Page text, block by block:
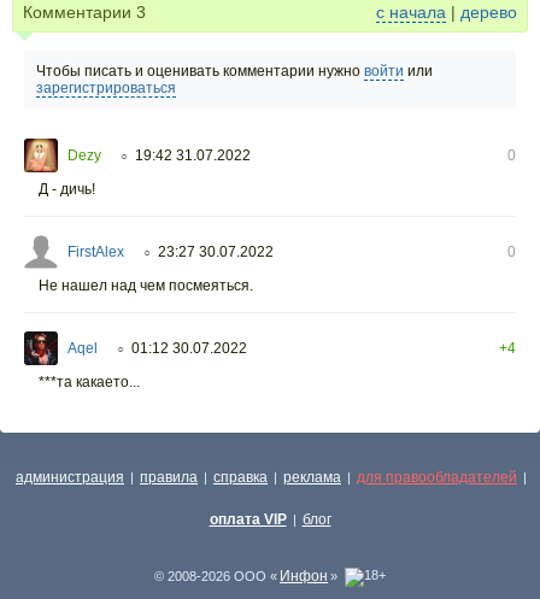
Комментарии 3 с начала | дерево
Чтобы писать и оценивать комментарии нужно войти или
зарегистрироваться
Dezy ○ 19:42 31.07.2022
0
Д - дичь!
FirstAlex ○ 23:27 30.07.2022
0
Не нашел над чем посмеяться.
Aqel ○ 01:12 30.07.2022
+4
***та какаето...
администрация | правила | справка | реклама | для правообладателей |
оплата VIP | блог
© 2008-2026 ООО « Инфон »